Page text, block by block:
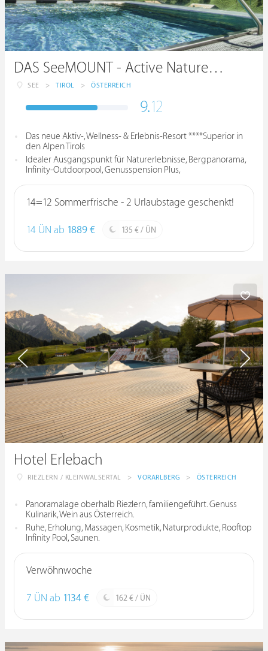
DAS SeeMOUNT - Active Nature Resort
SEE > TIROL > ÖSTERREICH
9.12
Das neue Aktiv-, Wellness- & Erlebnis-Resort ****Superior in
den Alpen Tirols
Idealer Ausgangspunkt für Naturerlebnisse, Bergpanorama,
Infinity-Outdoorpool, Genusspension Plus,
14=12 Sommerfrische - 2 Urlaubstage geschenkt!
14 ÜN ab 1889 € 135 € / ÜN
Hotel Erlebach
RIEZLERN / KLEINWALSERTAL > VORARLBERG > ÖSTERREICH
Panoramalage oberhalb Riezlern, familiengeführt. Genuss
Kulinarik, Wein aus Österreich.
Ruhe, Erholung, Massagen, Kosmetik, Naturprodukte, Rooftop
Infinity Pool, Saunen.
Verwöhnwoche
7 ÜN ab 1134 € 162 € / ÜN